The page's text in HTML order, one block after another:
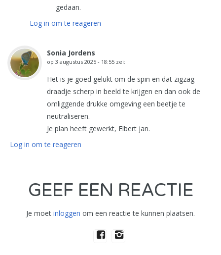
gedaan.
Log in om te reageren
Sonia Jordens
op 3 augustus 2025 - 18:55 zei:
Het is je goed gelukt om de spin en dat zigzag
draadje scherp in beeld te krijgen en dan ook de
omliggende drukke omgeving een beetje te
neutraliseren.
Je plan heeft gewerkt, Elbert jan.
Log in om te reageren
GEEF EEN REACTIE
Je moet inloggen om een reactie te kunnen plaatsen.